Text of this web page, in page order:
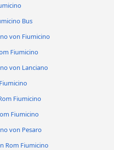
Bus
von Fiumicino
Fiumicino
von Lanciano
Fiumicino
Fiumicino
von Pesaro
Rom Fiumicino